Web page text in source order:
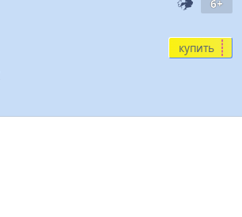
6+
купить